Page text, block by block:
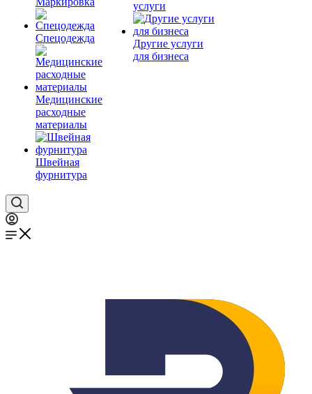
Спецодежда
Медицинские
расходные
материалы
Швейная
фурнитура
услуги
Другие услуги
для бизнеса